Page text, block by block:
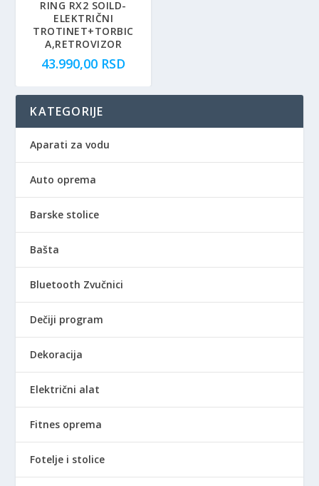
0
S
.
D
RING RX2 SOILD-
ELEKTRIČNI
TROTINET+TORBIC
A,RETROVIZOR
43.990,00 RSD
KATEGORIJE
Aparati za vodu
Auto oprema
Barske stolice
Bašta
Bluetooth Zvučnici
Dečiji program
Dekoracija
Električni alat
Fitnes oprema
Fotelje i stolice